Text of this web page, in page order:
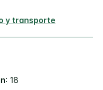
y transporte
: 18